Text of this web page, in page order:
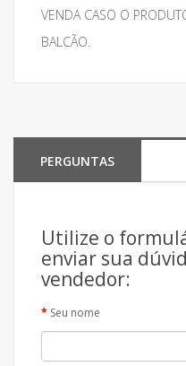
VENDA CASO O
BALCÃO.
PERGUNTAS
Utilize o
enviar sua
vendedor:
Seu nome